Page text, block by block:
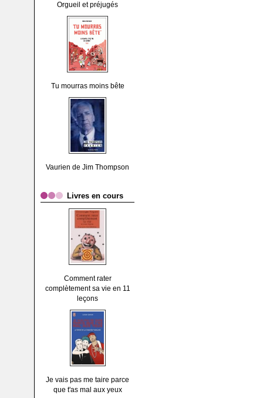
Orgueil et préjugés
Tu mourras moins bête
Vaurien de Jim Thompson
Livres en cours
Comment rater
complètement sa vie en 11
leçons
Je vais pas me taire parce
que t'as mal aux yeux